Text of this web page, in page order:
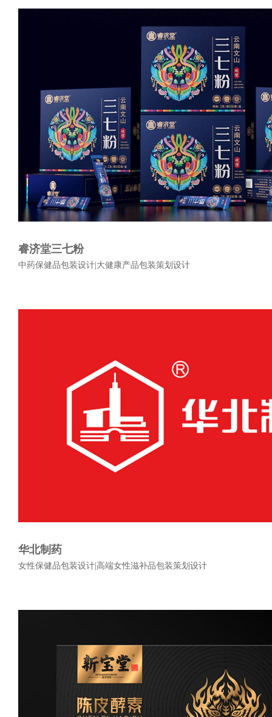
睿济堂三七粉
中药保健品包装设计|大健康产品包装策划设计
华北制药
女性保健品包装设计|高端女性滋补品包装策划设计